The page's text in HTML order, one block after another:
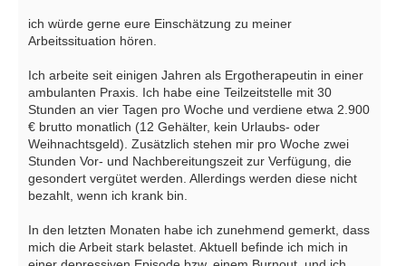
ich würde gerne eure Einschätzung zu meiner
Arbeitssituation hören.
Ich arbeite seit einigen Jahren als Ergotherapeutin in einer
ambulanten Praxis. Ich habe eine Teilzeitstelle mit 30
Stunden an vier Tagen pro Woche und verdiene etwa 2.900
€ brutto monatlich (12 Gehälter, kein Urlaubs- oder
Weihnachtsgeld). Zusätzlich stehen mir pro Woche zwei
Stunden Vor- und Nachbereitungszeit zur Verfügung, die
gesondert vergütet werden. Allerdings werden diese nicht
bezahlt, wenn ich krank bin.
In den letzten Monaten habe ich zunehmend gemerkt, dass
mich die Arbeit stark belastet. Aktuell befinde ich mich in